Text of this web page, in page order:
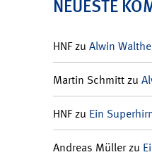
NEUESTE
HNFzu Alwin
Martin Schmittzu
HNFzu Ein
Andreas Müllerzu